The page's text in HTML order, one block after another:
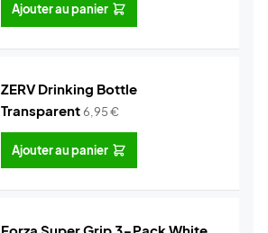
Ajouter au panier
ZERV Drinking Bottle
Transparent6,95€
Ajouter au panier